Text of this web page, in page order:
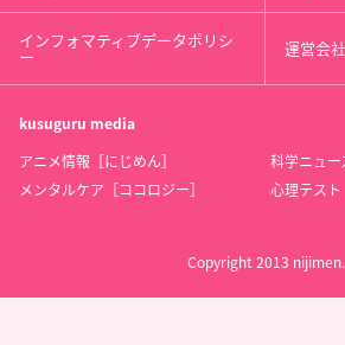
インフォマティブデータポリシ
ー 運営会社
kusuguru media
アニメ情報［にじめん］
科学ニュー
メンタルケア［ココロジー］
心理テスト
Copyright 2013 nijimen.